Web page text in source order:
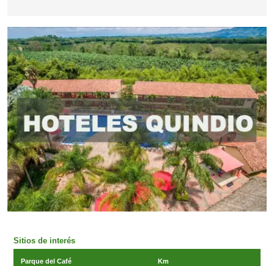
Sitios de interés
Parque del Café
Km